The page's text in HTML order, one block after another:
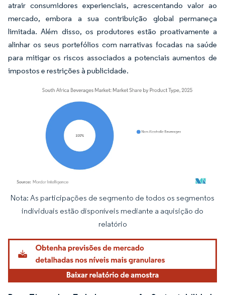
atrair consumidores experienciais, acrescentando valor ao
mercado, embora a sua contribuição global permaneça
limitada. Além disso, os produtores estão proativamente a
alinhar os seus portefólios com narrativas focadas na saúde
para mitigar os riscos associados a potenciais aumentos de
impostos e restrições à publicidade.
Imagem © Mordor Intelligence. O reuso requer atribuição conforme CC BY 4.0.
Nota: As participações de segmento de todos os segmentos
individuais estão disponíveis mediante a aquisição do
relatório